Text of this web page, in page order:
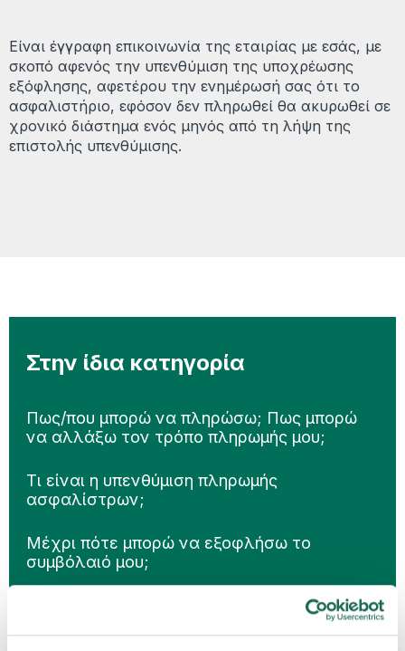
Είναι έγγραφη επικοινωνία της εταιρίας με εσάς, με
σκοπό αφενός την υπενθύμιση της υποχρέωσης
εξόφλησης, αφετέρου την ενημέρωσή σας ότι το
ασφαλιστήριο, εφόσον δεν πληρωθεί θα ακυρωθεί σε
χρονικό διάστημα ενός μηνός από τη λήψη της
επιστολής υπενθύμισης.
Στην ίδια κατηγορία
Πως/που μπορώ να πληρώσω; Πως μπορώ
να αλλάξω τον τρόπο πληρωμής μου;
Τι είναι η υπενθύμιση πληρωμής
ασφαλίστρων;
Μέχρι πότε μπορώ να εξοφλήσω το
συμβόλαιό μου;